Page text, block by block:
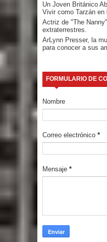
Un Joven Británico
Vivir como Tarzán en
Actriz de "The
extraterrestres.
ArLynn Presser, la
para conocer a sus
FORMULARIO DE
Nombre
Correo electrónico *
Mensaje *